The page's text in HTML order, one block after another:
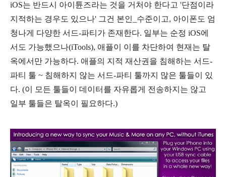
iOS는 반드시 아이튠즈라는 것을 거처야 한다고 '단점이라
지적하는 경우도 있으나' 그건 본인_수준이고, 아이폰도 엄
청나게 다양한 서드-파티가 존재한다. 일부는 순정 iOS에
서도 가능했으나(iTools), 애플이 이를 차단하여 현재는 탈
옥에서만 가능하다. 애플의 지적 재산권을 침해하는 서드-
파티 툴 ~ 침해하지 않는 서드-파티 툴까지 많은 툴들이 있
다. (이 모든 툴들이 데이터를 자유롭게 전송하지는 않고
일부 툴들은 탈옥이 필요하다.)